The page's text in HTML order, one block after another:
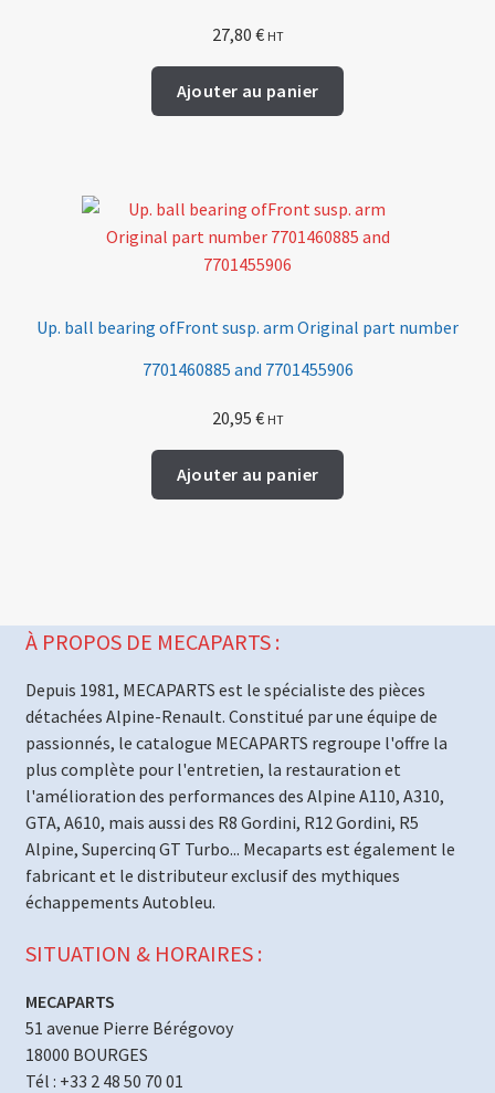
27,80 € HT
Ajouter au panier
Up. ball bearing ofFront susp. arm Original part number
7701460885 and 7701455906
20,95 € HT
Ajouter au panier
À PROPOS DE MECAPARTS :
Depuis 1981, MECAPARTS est le spécialiste des pièces
détachées Alpine-Renault. Constitué par une équipe de
passionnés, le catalogue MECAPARTS regroupe l'offre la
plus complète pour l'entretien, la restauration et
l'amélioration des performances des Alpine A110, A310,
GTA, A610, mais aussi des R8 Gordini, R12 Gordini, R5
Alpine, Supercinq GT Turbo... Mecaparts est également le
fabricant et le distributeur exclusif des mythiques
échappements Autobleu.
SITUATION & HORAIRES :
MECAPARTS
51 avenue Pierre Bérégovoy
18000 BOURGES
Tél : +33 2 48 50 70 01